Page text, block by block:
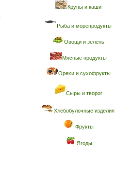
Крупы и каши
Рыба и морепродукты
Овощи и зелень
Мясные продукты
Орехи и сухофрукты
Сыры и творог
Хлебобулочные изделия
Фрукты
Ягоды